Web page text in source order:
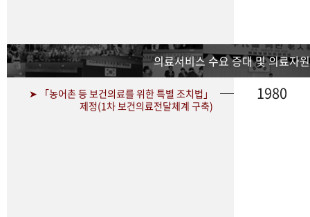
의료서비스 수요 증대 및 의료자
➤ 「농어촌 등 보건의료를 위한 특별 조치법」
제정(1차 보건의료전달체계 구축)
1980